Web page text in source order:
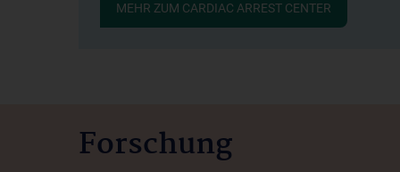
MEHR ZUM CARDIAC ARREST CENTER
Forschung